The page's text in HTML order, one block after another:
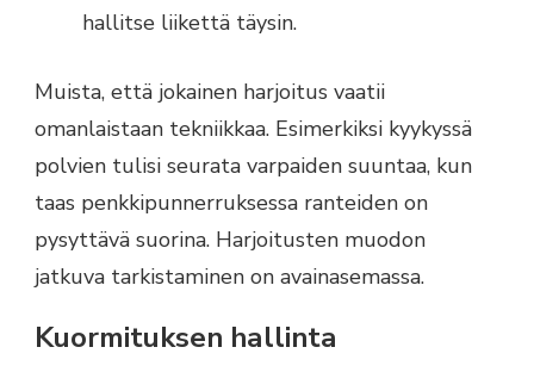
hallitse liikettä täysin.
Muista, että jokainen harjoitus vaatii
omanlaistaan tekniikkaa. Esimerkiksi kyykyssä
polvien tulisi seurata varpaiden suuntaa, kun
taas penkkipunnerruksessa ranteiden on
pysyttävä suorina. Harjoitusten muodon
jatkuva tarkistaminen on avainasemassa.
Kuormituksen hallinta